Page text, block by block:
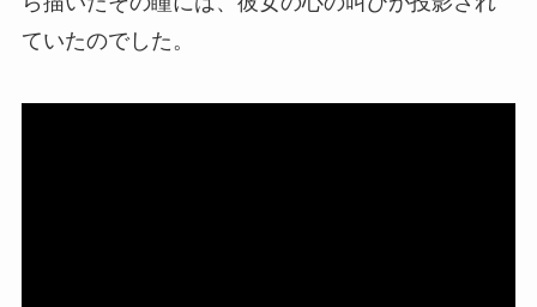
ていたのでした。